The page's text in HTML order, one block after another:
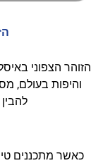
הזוהר הצפוני
והיפות בעולם,
כאשר מתכננים